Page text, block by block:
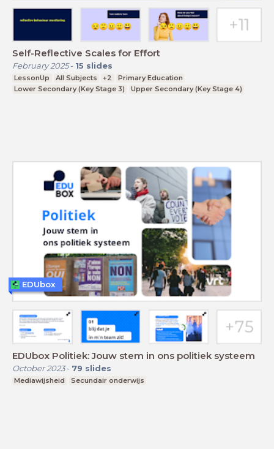
Self-Reflective Scales for Effort
February 2025- 15 slides
LessonUp All Subjects +2
Primary Education
Lower Secondary (Key Stage 3)
Upper Secondary (Key Stage 4)
EDUbox Politiek: Jouw stem in ons politiek systeem
October 2023- 79 slides
Mediawijsheid Secundair onderwijs
EDUbox